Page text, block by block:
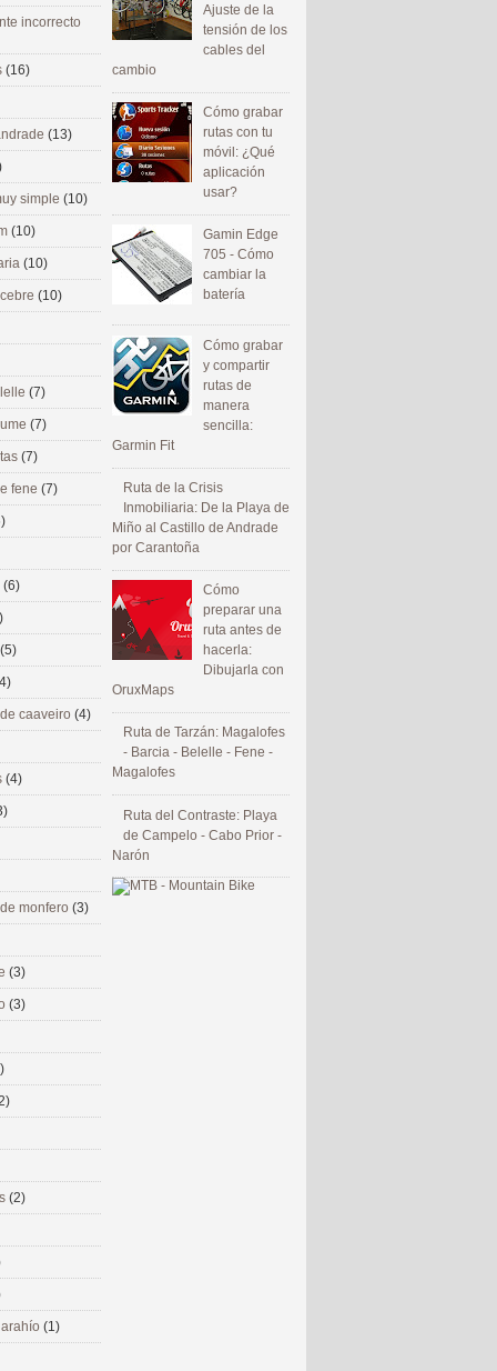
Ajuste de la
tensión de los
cables del
cambio
Cómo grabar
rutas con tu
móvil: ¿Qué
aplicación
usar?
Gamin Edge
705 - Cómo
cambiar la
batería
Cómo grabar
y compartir
rutas de
manera
sencilla:
Garmin Fit
Ruta de la Crisis
Inmobiliaria: De la Playa de
Miño al Castillo de Andrade
por Carantoña
Cómo
preparar una
ruta antes de
hacerla:
Dibujarla con
OruxMaps
Ruta de Tarzán: Magalofes
- Barcia - Belelle - Fene -
Magalofes
Ruta del Contraste: Playa
de Campelo - Cabo Prior -
Narón
incorrecto
(16)
(13)
simple (10)
(10)
(10)
(10)
(7)
(7)
(7)
fene (7)
(6)
(5)
caaveiro (4)
(4)
monfero (3)
(3)
(3)
(2)
(1)